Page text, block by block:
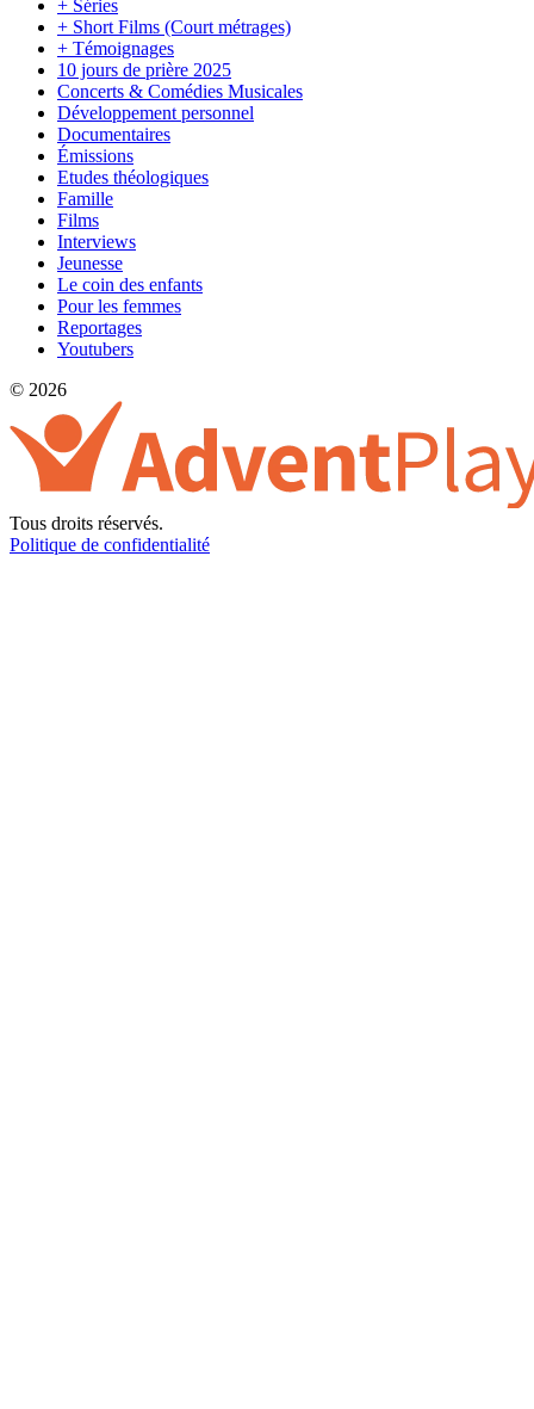
+ Séries
+ Short Films (Court métrages)
+ Témoignages
10 jours de prière 2025
Concerts & Comédies Musicales
Développement personnel
Documentaires
Émissions
Etudes théologiques
Famille
Films
Interviews
Jeunesse
Le coin des enfants
Pour les femmes
Reportages
Youtubers
© 2026
Tous droits réservés.
Politique de confidentialité